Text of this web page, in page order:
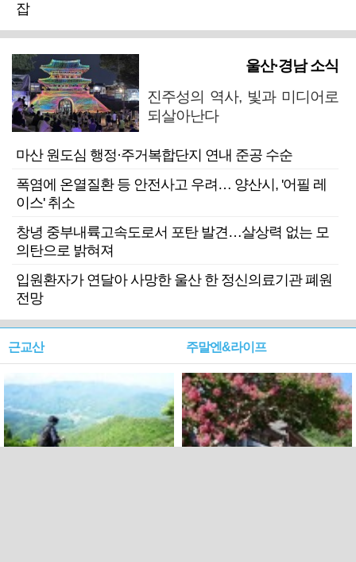
잡
울산·경남 소식
진주성의 역사, 빛과 미디어로
되살아난다
마산 원도심 행정·주거복합단지 연내 준공 수순
폭염에 온열질환 등 안전사고 우려… 양산시, '어필 레
이스' 취소
창녕 중부내륙고속도로서 포탄 발견…살상력 없는 모
의탄으로 밝혀져
입원환자가 연달아 사망한 울산 한 정신의료기관 폐원
전망
근교산 주말엔&라이프